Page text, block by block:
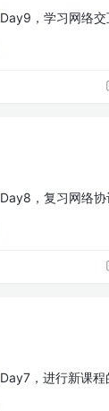
Day9，学习网络交
Day8，复习网络协
Day7，进行新课程